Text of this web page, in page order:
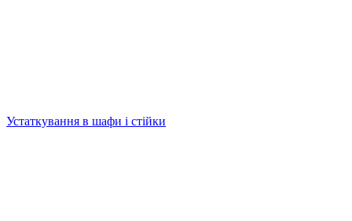
Устаткування в шафи і стійки